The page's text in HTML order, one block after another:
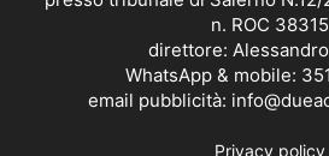
n. ROC 38315
direttore:
WhatsApp & mobile:
email pubblicità:
Privacy policy